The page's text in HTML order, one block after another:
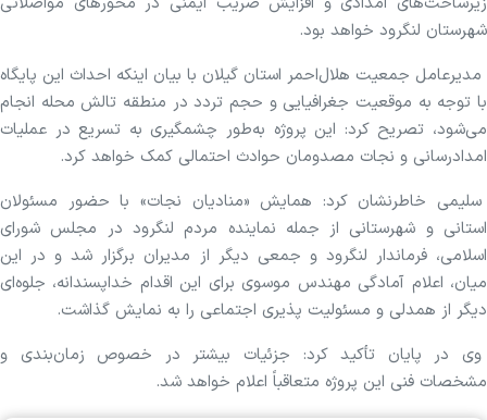
شهرستان لنگرود خواهد بود.
مدیرعامل جمعیت هلال‌احمر استان گیلان با بیان اینکه احداث این پایگاه
با توجه به موقعیت جغرافیایی و حجم تردد در منطقه تالش محله انجام
می‌شود، تصریح کرد: این پروژه به‌طور چشمگیری به تسریع در عملیات
امدادرسانی و نجات مصدومان حوادث احتمالی کمک خواهد کرد.
سلیمی خاطرنشان کرد: همایش «منادیان نجات» با حضور مسئولان
استانی و شهرستانی از جمله نماینده مردم لنگرود در مجلس شورای
اسلامی، فرماندار لنگرود و جمعی دیگر از مدیران برگزار شد و در این
میان، اعلام آمادگی مهندس موسوی برای این اقدام خداپسندانه، جلوه‌ای
دیگر از همدلی و مسئولیت پذیری اجتماعی را به نمایش گذاشت.
وی در پایان تأکید کرد: جزئیات بیشتر در خصوص زمان‌بندی و
مشخصات فنی این پروژه متعاقباً اعلام خواهد شد.